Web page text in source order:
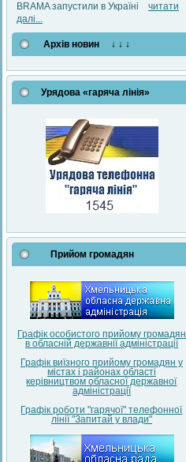
BRAMA запустили в Україні читати
далі...
Архів новин ↓ ↓ ↓
Урядова «гаряча лінія»
Прийом громадян
Графік особистого прийому громадян
в обласній державнії адміністрації
Графік виїзного прийому громадян у
містах і районах області
керівництвом обласної державної
адміністрації
Графік роботи "гарячої" телефонної
лінії "Запитай у влади"